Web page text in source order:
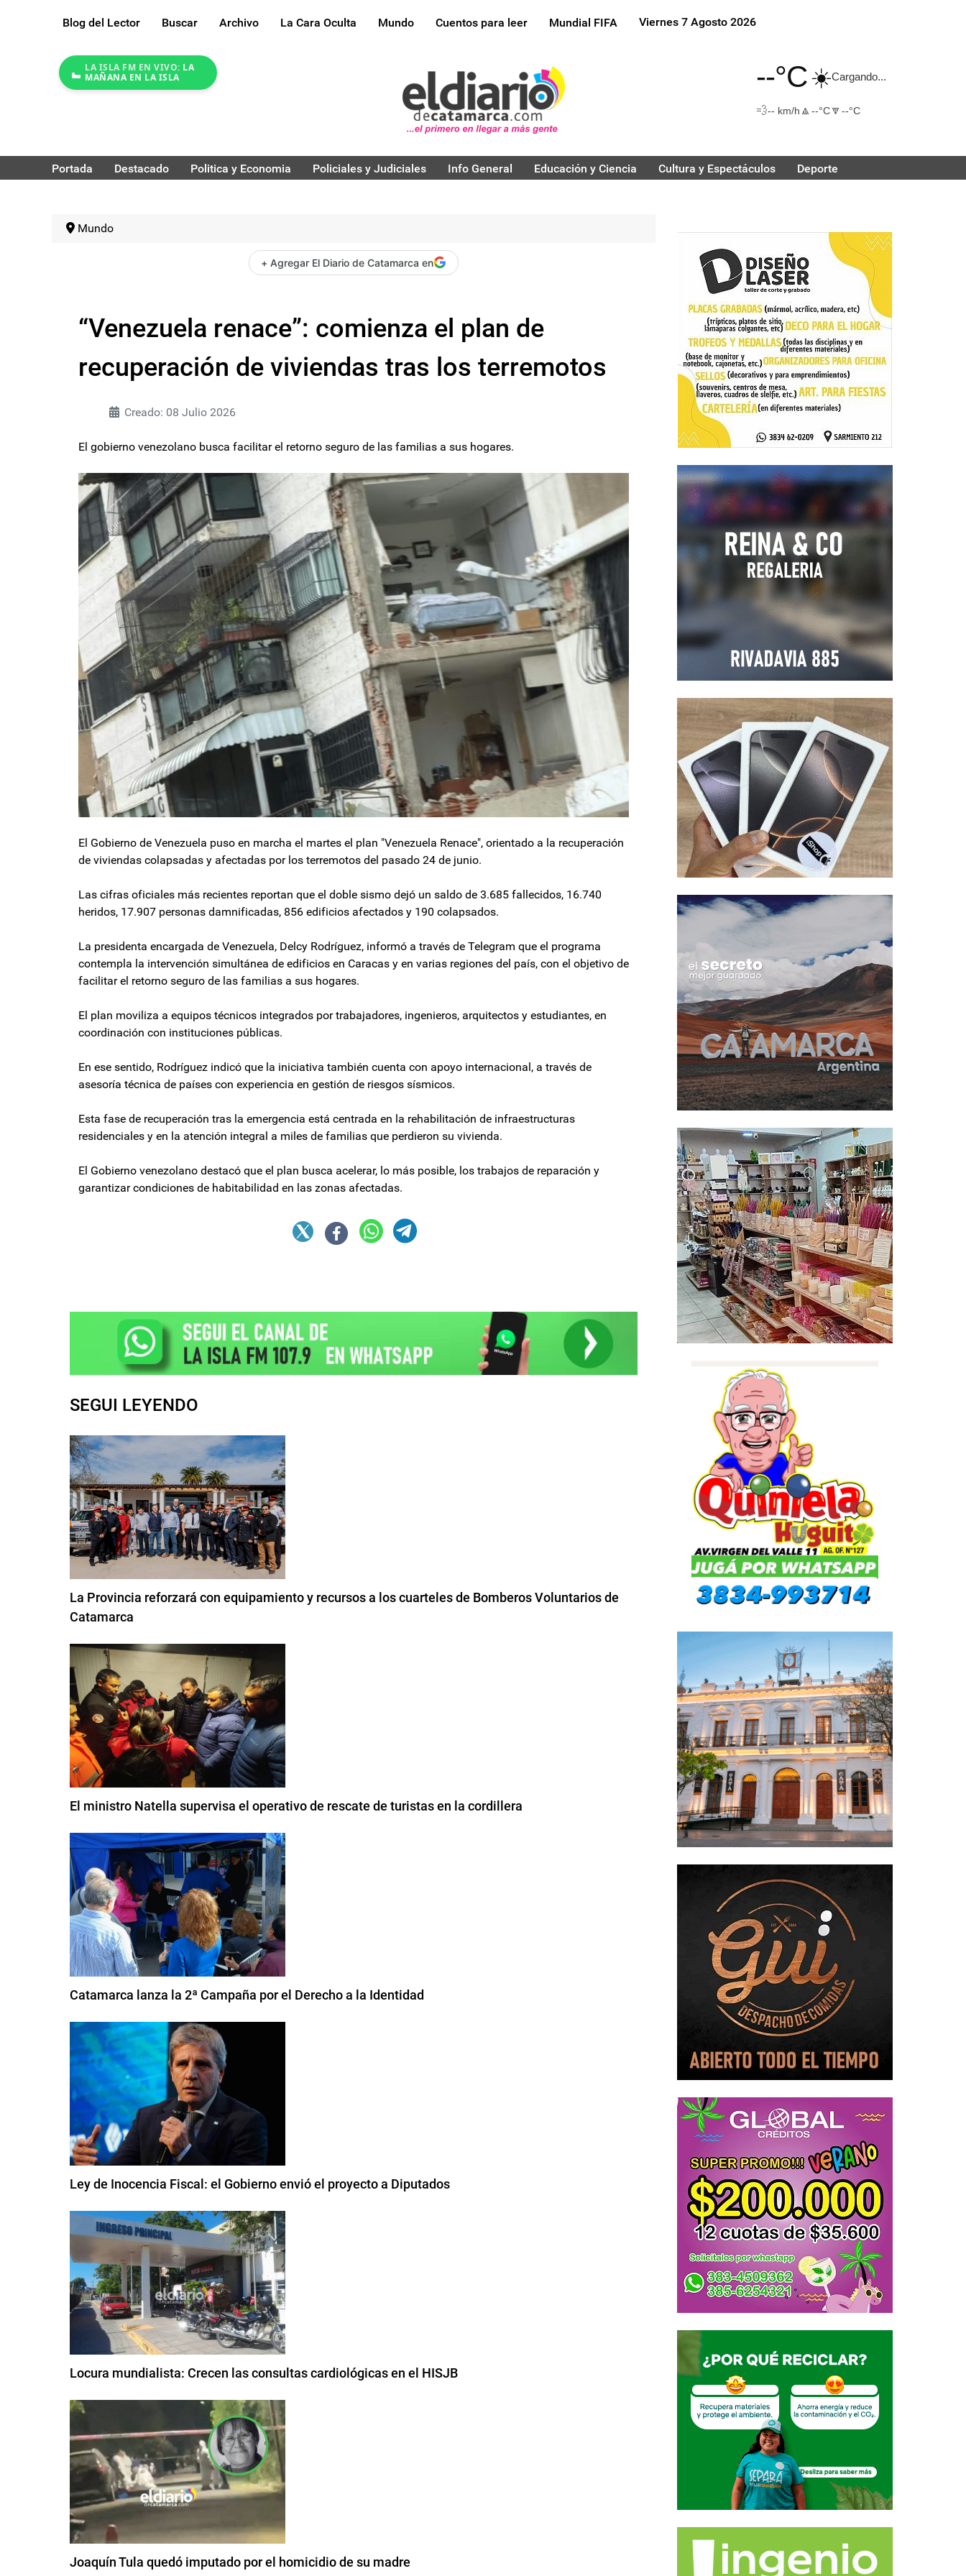
Blog del Lector Buscar Archivo La Cara Oculta Mundo Cuentos para leer Mundial FIFA Viernes 7 Agosto 2026
LA ISLA FM EN VIVO: LA
MAÑANA EN LA ISLA
--°C☀️Cargando...
💨-- km/h 🔼 --°C🔽 --°C
Portada Destacado Politica y Economia Policiales y Judiciales Info General Educación y Ciencia Cultura y Espectáculos Deporte
Mundo
+ Agregar El Diario de Catamarca en
“Venezuela renace”: comienza el plan de
recuperación de viviendas tras los terremotos
Creado: 08 Julio 2026
El gobierno venezolano busca facilitar el retorno seguro de las familias a sus hogares.
El Gobierno de Venezuela puso en marcha el martes el plan "Venezuela Renace", orientado a la recuperación
de viviendas colapsadas y afectadas por los terremotos del pasado 24 de junio.
Las cifras oficiales más recientes reportan que el doble sismo dejó un saldo de 3.685 fallecidos, 16.740
heridos, 17.907 personas damnificadas, 856 edificios afectados y 190 colapsados.
La presidenta encargada de Venezuela, Delcy Rodríguez, informó a través de Telegram que el programa
contempla la intervención simultánea de edificios en Caracas y en varias regiones del país, con el objetivo de
facilitar el retorno seguro de las familias a sus hogares.
El plan moviliza a equipos técnicos integrados por trabajadores, ingenieros, arquitectos y estudiantes, en
coordinación con instituciones públicas.
En ese sentido, Rodríguez indicó que la iniciativa también cuenta con apoyo internacional, a través de
asesoría técnica de países con experiencia en gestión de riesgos sísmicos.
Esta fase de recuperación tras la emergencia está centrada en la rehabilitación de infraestructuras
residenciales y en la atención integral a miles de familias que perdieron su vivienda.
El Gobierno venezolano destacó que el plan busca acelerar, lo más posible, los trabajos de reparación y
garantizar condiciones de habitabilidad en las zonas afectadas.
SEGUI LEYENDO
La Provincia reforzará con equipamiento y recursos a los cuarteles de Bomberos Voluntarios de
Catamarca
El ministro Natella supervisa el operativo de rescate de turistas en la cordillera
Catamarca lanza la 2ª Campaña por el Derecho a la Identidad
Ley de Inocencia Fiscal: el Gobierno envió el proyecto a Diputados
Locura mundialista: Crecen las consultas cardiológicas en el HISJB
Joaquín Tula quedó imputado por el homicidio de su madre